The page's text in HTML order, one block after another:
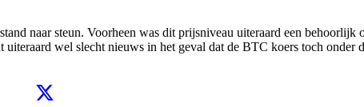
naar steun. Voorheen was dit prijsniveau uiteraard een
wel slecht nieuws in het geval dat de BTC koers toch onder